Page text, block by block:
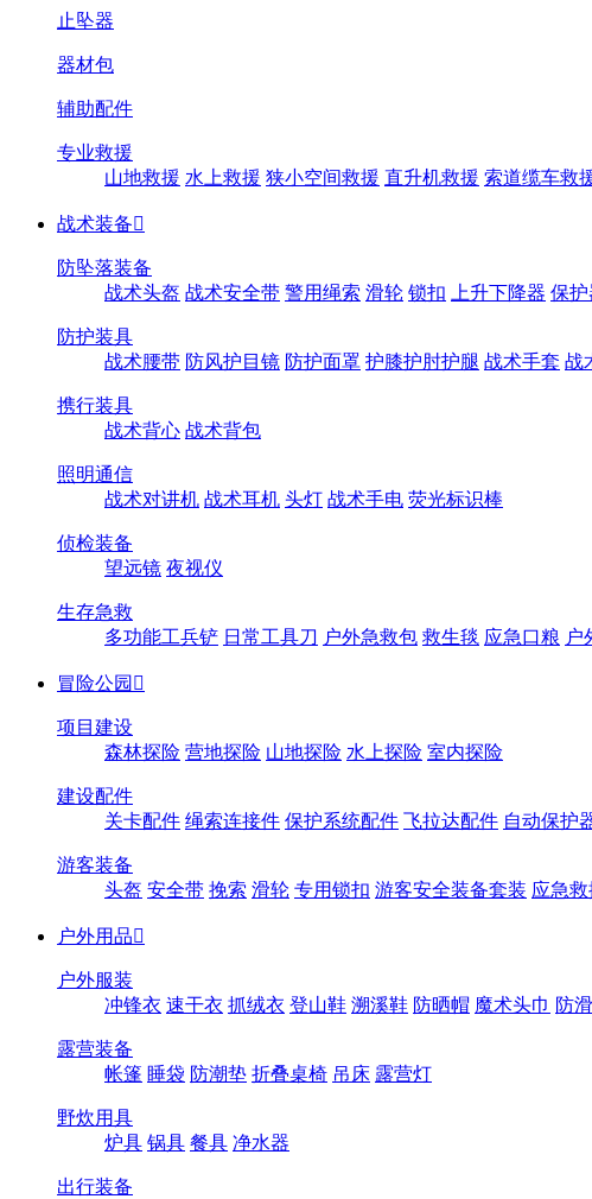
止坠器
器材包
辅助配件
专业救援
山地救援 水上救援 狭小空间救援 直升机救援 索道缆车救
战术装备
防坠落装备
战术头盔 战术安全带 警用绳索 滑轮 锁扣 上升下降器 保护
防护装具
战术腰带 防风护目镜 防护面罩 护膝护肘护腿 战术手套 战
携行装具
战术背心 战术背包
照明通信
战术对讲机 战术耳机 头灯 战术手电 荧光标识棒
侦检装备
望远镜 夜视仪
生存急救
多功能工兵铲 日常工具刀 户外急救包 救生毯 应急口粮 户
冒险公园 
项目建设
森林探险 营地探险 山地探险 水上探险 室内探险
建设配件
关卡配件 绳索连接件 保护系统配件 飞拉达配件 自动保护
游客装备
头盔 安全带 挽索 滑轮 专用锁扣 游客安全装备套装 应急
户外用品
户外服装
冲锋衣 速干衣 抓绒衣 登山鞋 溯溪鞋 防晒帽 魔术头巾 防
露营装备
帐篷 睡袋 防潮垫 折叠桌椅 吊床 露营灯
野炊用具
炉具 锅具 餐具 净水器
出行装备